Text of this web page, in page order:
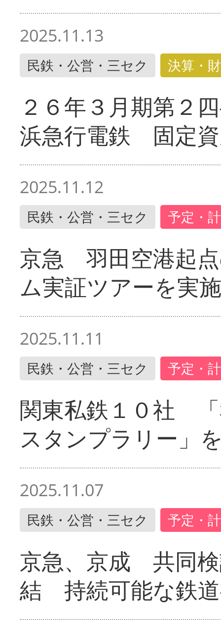
2025.11.13
民鉄・公営・三セク 決算・
２６年３月期第２
浜急行電鉄 固定
2025.11.12
民鉄・公営・三セク 予定・
京急 羽田空港起
ム実証ツアーを実施
2025.11.11
民鉄・公営・三セク 予定・
関東私鉄１０社
スタンプラリー」
2025.11.07
民鉄・公営・三セク 予定・
京急、京成 共同
結 持続可能な鉄